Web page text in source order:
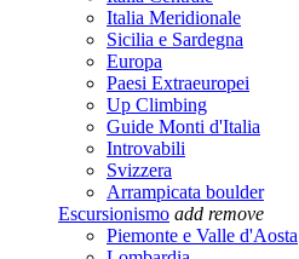
Italia Meridionale
Sicilia e Sardegna
Europa
Paesi Extraeuropei
Up Climbing
Guide Monti d'Italia
Introvabili
Svizzera
Arrampicata boulder
Escursionismo add remove
Piemonte e Valle d'Aosta